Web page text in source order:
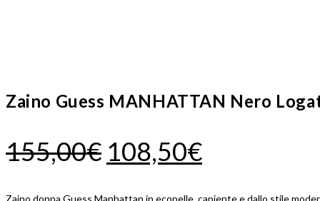
Zaino Guess MANHATTAN Nero
155,00€ Il
108,50€Il
Zaino donna Guess Manhattan in ecopelle, capiente e dallo stile